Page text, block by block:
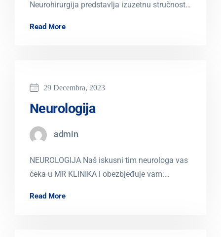
Neurohirurgija predstavlja izuzetnu stručnost
neurološke izazove. Naš tim…
Read More
29 Decembra, 2023
Neurologija
admin
NEUROLOGIJA Naš iskusni tim neurologa vas
čeka u MR KLINIKA i obezbjeđuje vam:
Ultrazvuk krvnih sudova…
Read More